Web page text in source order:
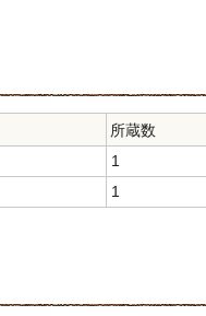
所蔵数
1
1